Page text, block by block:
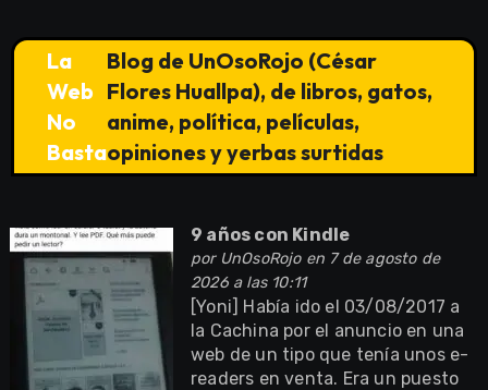
La
Web
No
Basta
Blog de UnOsoRojo (César
Flores Huallpa), de libros, gatos,
anime, política, películas,
opiniones y yerbas surtidas
9 años con Kindle
por UnOsoRojoen 7 de agosto de
2026 a las 10:11
[Yoni] Había ido el 03/08/2017 a
la Cachina por el anuncio en una
web de un tipo que tenía unos e-
readers en venta. Era un puesto